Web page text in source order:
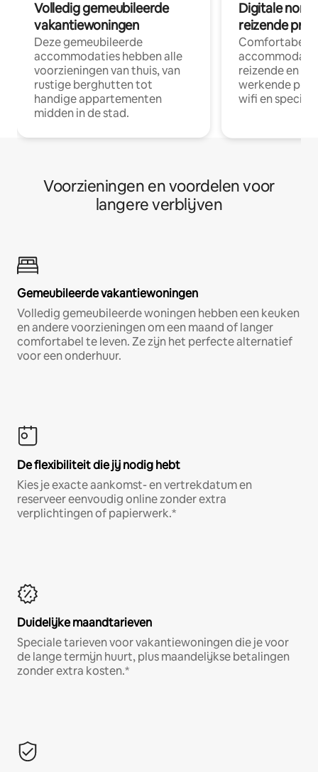
Volledig gemeubileerde
vakantiewoningen
Deze gemeubileerde
accommodaties hebben alle
voorzieningen van thuis, van
rustige berghutten tot
handige appartementen
midden in de stad.
Digitale
reizende
Comfortabele
reizende en
werkende
wifi en
Voorzieningen en voordelen voor
langere verblijven
Gemeubileerde vakantiewoningen
Volledig gemeubileerde woningen hebben een keuken
en andere voorzieningen om een maand of langer
comfortabel te leven. Ze zijn het perfecte alternatief
voor een onderhuur.
De flexibiliteit die jij nodig hebt
Kies je exacte aankomst- en vertrekdatum en
reserveer eenvoudig online zonder extra
verplichtingen of papierwerk.*
Duidelijke maandtarieven
Speciale tarieven voor vakantiewoningen die je voor
de lange termijn huurt, plus maandelijkse betalingen
zonder extra kosten.*